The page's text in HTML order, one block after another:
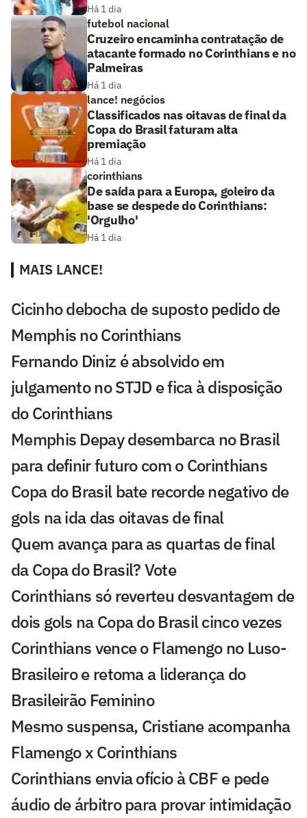
Há 1 dia
futebol nacional
Cruzeiro encaminha contratação de
atacante formado no Corinthians e no
Palmeiras
Há 1 dia
lance! negócios
Classificados nas oitavas de final da
Copa do Brasil faturam alta
premiação
Há 1 dia
corinthians
De saída para a Europa, goleiro da
base se despede do Corinthians:
'Orgulho'
Há 1 dia
MAIS LANCE!
Cicinho debocha de suposto pedido de
Memphis no Corinthians
Fernando Diniz é absolvido em
julgamento no STJD e fica à disposição
do Corinthians
Memphis Depay desembarca no Brasil
para definir futuro com o Corinthians
Copa do Brasil bate recorde negativo de
gols na ida das oitavas de final
Quem avança para as quartas de final
da Copa do Brasil? Vote
Corinthians só reverteu desvantagem de
dois gols na Copa do Brasil cinco vezes
Corinthians vence o Flamengo no Luso-
Brasileiro e retoma a liderança do
Brasileirão Feminino
Mesmo suspensa, Cristiane acompanha
Flamengo x Corinthians
Corinthians envia ofício à CBF e pede
áudio de árbitro para provar intimidação